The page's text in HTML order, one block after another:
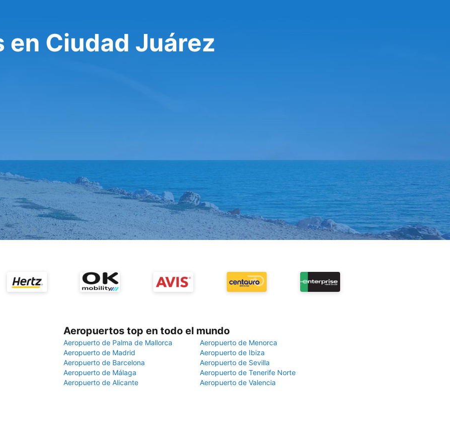
Ciudad Juárez
Aeropuertos top en todo el mundo
Aeropuerto de Palma de Mallorca
Aeropuerto de Menorca
Aeropuerto de Madrid
Aeropuerto de Ibiza
Aeropuerto de Barcelona
Aeropuerto de Sevilla
Aeropuerto de Málaga
Aeropuerto de Tenerife Norte
Aeropuerto de Alicante
Aeropuerto de Valencia